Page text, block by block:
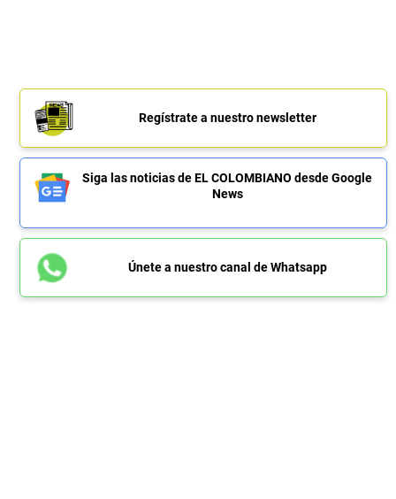
Regístrate a nuestro newsletter
Siga las noticias de EL COLOMBIANO desde Google
News
Únete a nuestro canal de Whatsapp